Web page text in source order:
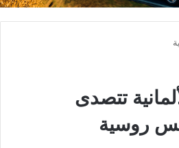
تتصدى
روسية